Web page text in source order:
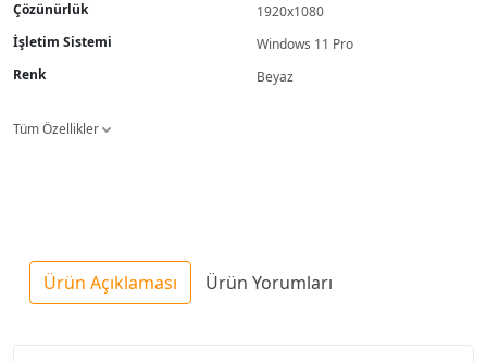
Çözünürlük
1920x1080
İşletim Sistemi
Windows 11 Pro
Renk
Beyaz
Tüm Özellikler
Ürün Açıklaması Ürün Yorumları